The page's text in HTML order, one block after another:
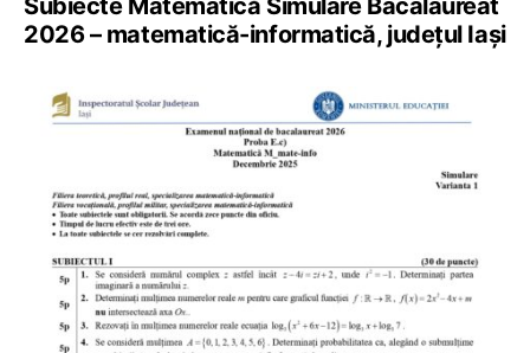
Subiecte Matematică Simulare Bacalaureat
2026 – matematică-informatică, județul Iași